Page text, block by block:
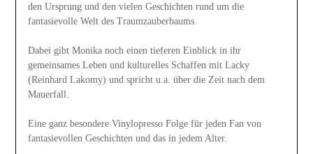
den Ursprung und den vielen Geschichten rund um die
fantasievolle Welt des Traumzauberbaums.
Dabei gibt Monika noch einen tieferen Einblick in ihr
gemeinsames Leben und kulturelles Schaffen mit Lacky
(Reinhard Lakomy) und spricht u.a. über die Zeit nach dem
Mauerfall.
Eine ganz besondere Vinylopresso Folge für jeden Fan von
fantasievollen Geschichten und das in jedem Alter.